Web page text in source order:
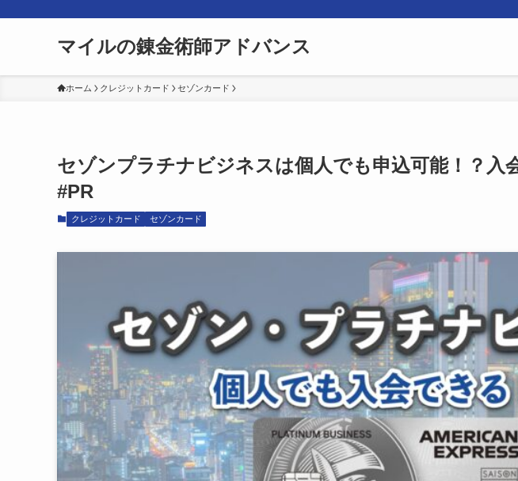
マイルの錬金術師アドバンス
ホーム クレジットカード セゾンカード
セゾンプラチナビジネスは個人でも申込可能！？入
#PR
クレジットカード セゾンカード